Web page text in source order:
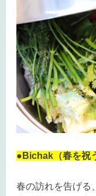
●Bichak（春を祝
春の訪れを告げる